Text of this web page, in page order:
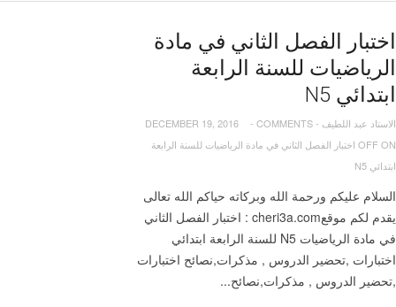
اختبار الفصل الثاني في مادة
الرياضيات للسنة الرابعة
ابتدائي N5
الاستاد عبد اللطيف -
DECEMBER 19, 2016 - COMMENTS
OFF ON اختبار الفصل الثاني في مادة الرياضيات للسنة الرابعة
ابتدائي N5
السلام عليكم ورحمة الله وبركاته حياكم الله تعالى
يقدم لكم موقعcheri3a.com : اختبار الفصل الثاني
في مادة الرياضيات N5 للسنة الرابعة ابتدائي
اختبارات ,تحضير الدروس , مذكرات,نصائح اختبارات
,تحضير الدروس , مذكرات,نصائح...